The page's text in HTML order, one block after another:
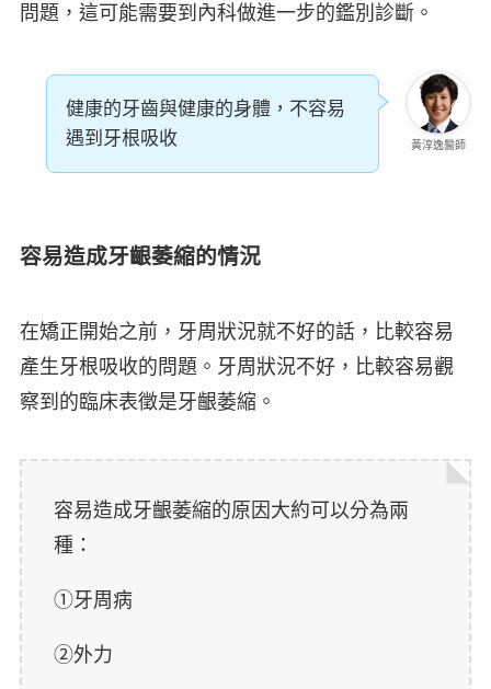
問題，這可能需要到內科做進一步的鑑別診斷。
黃淳逸醫師
健康的牙齒與健康的身體，不容易
遇到牙根吸收
容易造成牙齦萎縮的情況
在矯正開始之前，牙周狀況就不好的話，比較容易
產生牙根吸收的問題。牙周狀況不好，比較容易觀
察到的臨床表徵是牙齦萎縮。
容易造成牙齦萎縮的原因大約可以分為兩
種：
①牙周病
②外力